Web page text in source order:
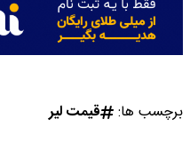
برچسب ها: قیمت لیر